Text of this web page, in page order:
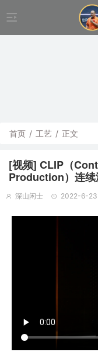
首页 / 工艺 / 正文
[视频] CLIP（
Production）连续
深山闲士 2022-6-23